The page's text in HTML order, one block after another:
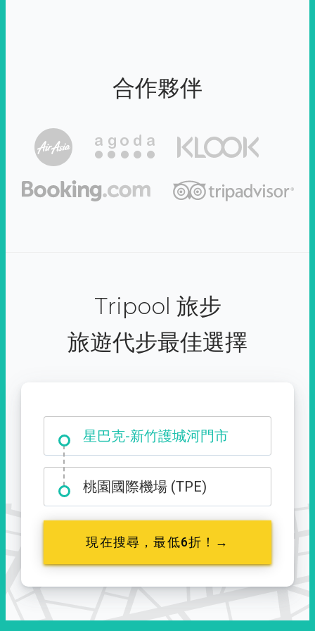
合作夥伴
Tripool 旅步
旅遊代步最佳選擇
星巴克-新竹護城河門市
大霸尖山登山口
桃園國際機場 (TPE)
現在搜尋，最低6折！→